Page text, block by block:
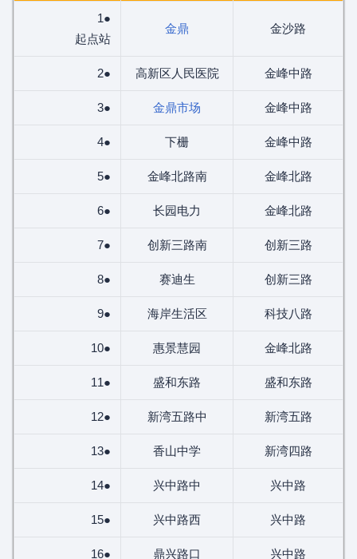
1●
起点站
金鼎 金沙路
2● 高新区人民医院 金峰中路
3● 金鼎市场 金峰中路
4● 下栅 金峰中路
5● 金峰北路南 金峰北路
6● 长园电力 金峰北路
7● 创新三路南 创新三路
8● 赛迪生 创新三路
9● 海岸生活区 科技八路
10● 惠景慧园 金峰北路
11● 盛和东路 盛和东路
12● 新湾五路中 新湾五路
13● 香山中学 新湾四路
14● 兴中路中 兴中路
15● 兴中路西 兴中路
16● 鼎兴路口 兴中路